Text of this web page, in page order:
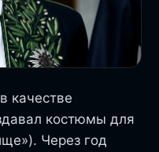
качестве
костюмы для
Через год